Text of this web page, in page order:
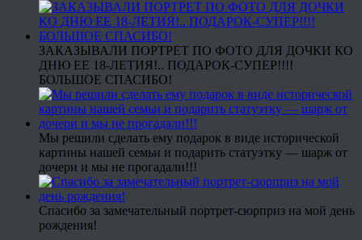
ЗАКАЗЫВАЛИ ПОРТРЕТ ПО ФОТО ДЛЯ ДОЧКИ КО
ДНЮ ЕЕ 18-ЛЕТИЯ!.. ПОДАРОК-СУПЕР!!!!
БОЛЬШОЕ СПАСИБО!
Мы решили сделать ему подарок в виде исторической
картины нашей семьи и подарить статуэтку — шарж от
дочери и мы не прогадали!!!
Спасибо за замечательный портрет-сюрприз на мой день
рождения!